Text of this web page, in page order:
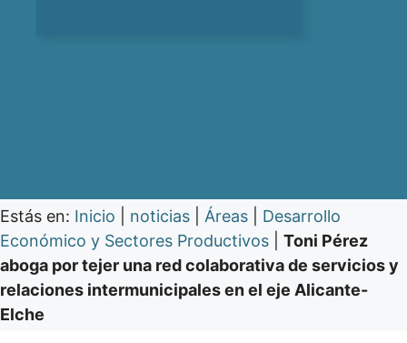
Estás en: Inicio noticias Áreas
Desarrollo
Económico y Sectores Productivos
Toni Pérez
aboga por tejer una red colaborativa de servicios y
relaciones intermunicipales en el eje Alicante-
Elche